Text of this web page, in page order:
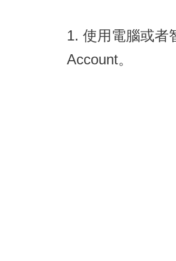
1. 使用電腦或者
Account。